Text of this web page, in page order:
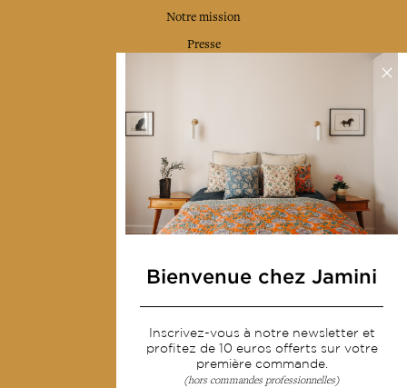
Notre mission
Presse
Collections
Déco & Linge de maison
Linge de table
Sacs & pochettes
Services
Livraison & retour
CGV
Bienvenue chez Jamini
Inscrivez-vous à notre newsletter et
profitez de 10 euros offerts sur votre
première commande.
(hors commandes professionnelles)